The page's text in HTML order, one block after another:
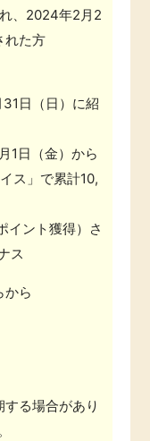
、2024年2月2
れた方
日（日）に紹
1日（金）から
ス」で累計10,
イント獲得）さ
ス
から
る場合があり